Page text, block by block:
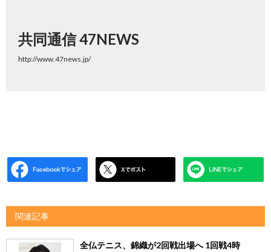
共同通信 47NEWS
http://www.47news.jp/
関連記事
全仏テニス、錦織が2回戦出場へ 1回戦4時